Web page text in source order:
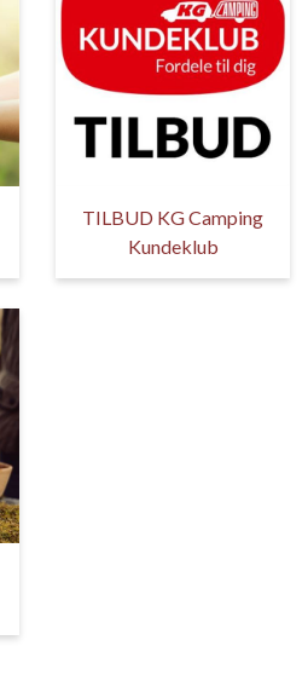
TILBUD KG Camping
Kundeklub